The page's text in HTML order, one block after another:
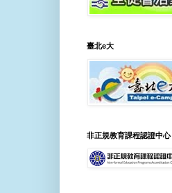
臺北e大
非正規教育課程認證中心